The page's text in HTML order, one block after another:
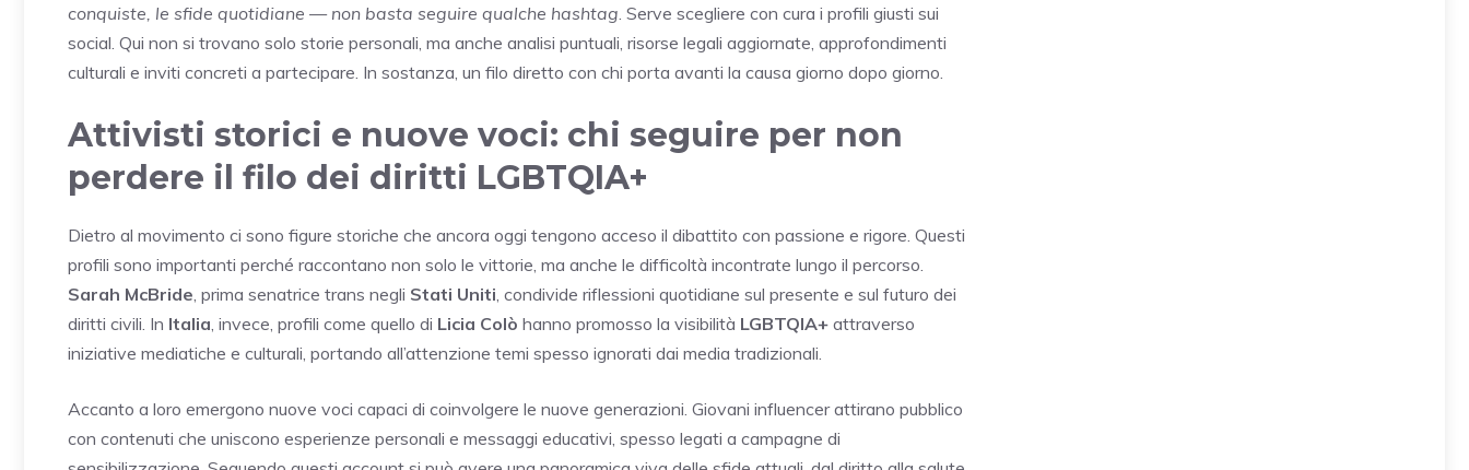
conquiste, le sfide quotidiane — non basta seguire qualche hashtag . Serve scegliere con cura i profili giusti sui
social. Qui non si trovano solo storie personali, ma anche analisi puntuali, risorse legali aggiornate, approfondimenti
culturali e inviti concreti a partecipare. In sostanza, un filo diretto con chi porta avanti la causa giorno dopo giorno.
Attivisti storici e nuove voci: chi seguire per non
perdere il filo dei diritti LGBTQIA+
Dietro al movimento ci sono figure storiche che ancora oggi tengono acceso il dibattito con passione e rigore. Questi
profili sono importanti perché raccontano non solo le vittorie, ma anche le difficoltà incontrate lungo il percorso.
Sarah McBride , prima senatrice trans negli Stati Uniti , condivide riflessioni quotidiane sul presente e sul futuro dei
diritti civili. In Italia , invece, profili come quello di Licia Colò hanno promosso la visibilità LGBTQIA+ attraverso
iniziative mediatiche e culturali, portando all’attenzione temi spesso ignorati dai media tradizionali.
Accanto a loro emergono nuove voci capaci di coinvolgere le nuove generazioni. Giovani influencer attirano pubblico
con contenuti che uniscono esperienze personali e messaggi educativi, spesso legati a campagne di